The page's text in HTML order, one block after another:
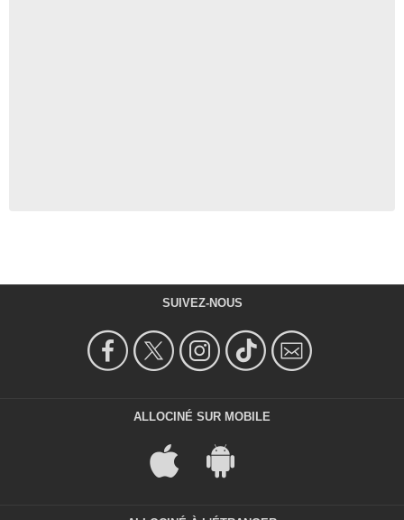
SUIVEZ-NOUS
ALLOCINÉ SUR MOBILE